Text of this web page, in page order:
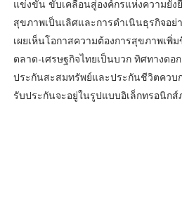
แข่งขัน ขับเคลื่อนสู่องค์กรแห่งความยั่ง
สุขภาพเป็นเลิศและการดำเนินธุรกิจอย่
เผยเห็นโอกาสความต้องการสุขภาพเพิ่
ตลาด-เศรษฐกิจไทยเป็นบวก ทิศทางดอ
ประกันสะสมทรัพย์และประกันชีวิตควบ
รับประกันจะอยู่ในรูปแบบอิเล็กทรอนิกส์